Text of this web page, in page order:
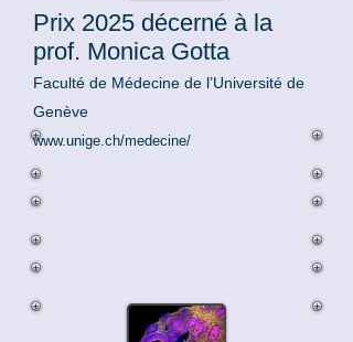
Prix 2025 décerné à la
prof. Monica Gotta
Faculté de Médecine de l’Université de
Genève
www.unige.ch/medecine/